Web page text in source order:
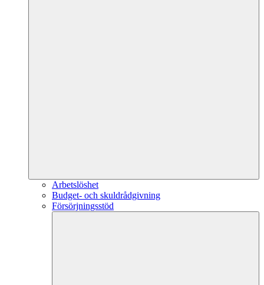
Arbetslöshet
Budget- och skuldrådgivning
Försörjningsstöd